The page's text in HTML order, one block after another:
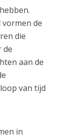
de
die
de
aan de
van tijd
in